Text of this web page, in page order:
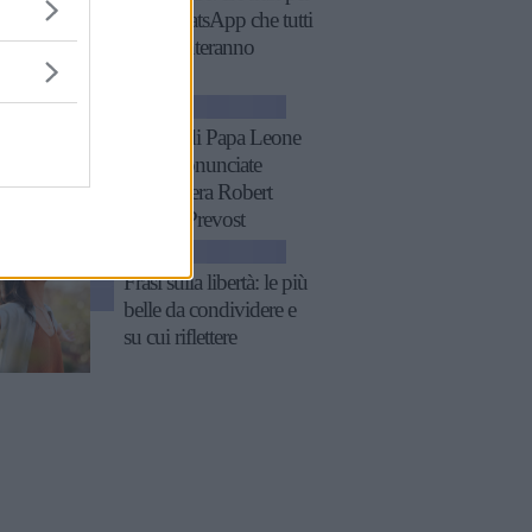
stati WhatsApp che tutti
commenteranno
11 frasi di Papa Leone
XIV, pronunciate
quando era Robert
Francis Prevost
Frasi sulla libertà: le più
belle da condividere e
su cui riflettere